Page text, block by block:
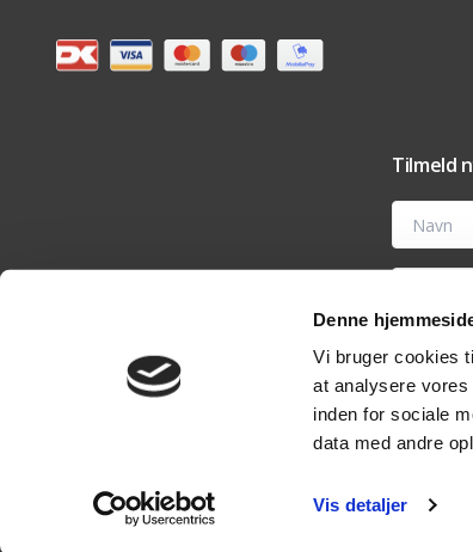
Denne
Vi bruger cookies
at analysere
inden for sociale
data med andre
Vis detaljer
Tilmeld
Navn
tilbehør og
rettigheder